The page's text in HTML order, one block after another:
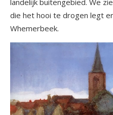
die het hooi te drogen legt
Whemerbeek.